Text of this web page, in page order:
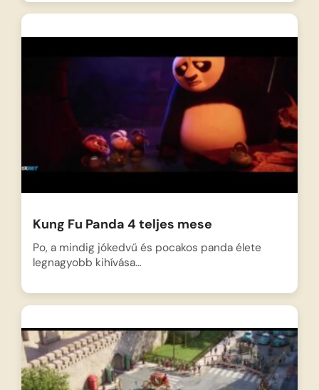
Kung Fu Panda 4 teljes mese
Po, a mindig jókedvű és pocakos panda élete
legnagyobb kihívása…